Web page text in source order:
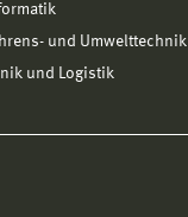
und Umwelttechnik
und Logistik